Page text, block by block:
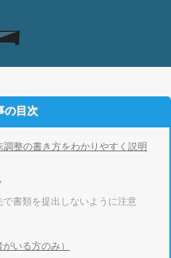
の目次
整の書き方をわかりやすく説明
書類を提出しないように注意
いる方のみ）